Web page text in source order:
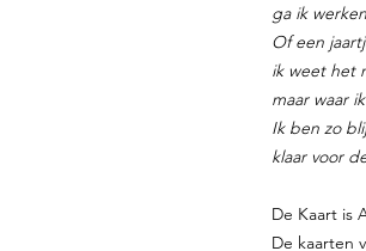
ga ik
Of een
ik weet het
maar waar
Ik ben zo
klaar voor
De Kaart is
De kaarten